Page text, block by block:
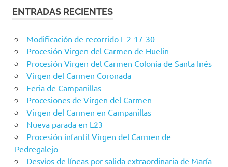
ENTRADAS RECIENTES
Modificación de recorrido L 2-17-30
Procesión Virgen del Carmen de Huelin
Procesión Virgen del Carmen Colonia de Santa Inés
Virgen del Carmen Coronada
Feria de Campanillas
Procesiones de Virgen del Carmen
Virgen del Carmen en Campanillas
Nueva parada en L23
Procesión infantil Virgen del Carmen de
Pedregalejo
Desvíos de líneas por salida extraordinaria de María